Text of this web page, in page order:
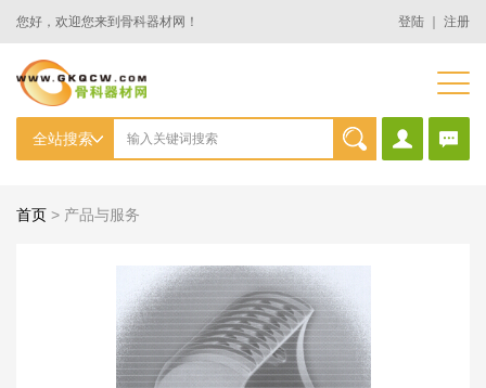
您好，欢迎您来到骨科器材网！ 登陆 注册
首页 > 产品与服务